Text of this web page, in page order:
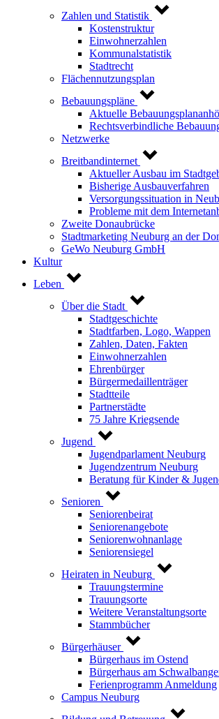
Zahlen und Statistik
Kostenstruktur
Einwohnerzahlen
Kommunalstatistik
Stadtrecht
Flächennutzungsplan
Bebauungspläne
Aktuelle
Rechtsverbindliche
Netzwerke
Breitbandinternet
Aktueller Ausbau im
Bisherige Ausbauverfahren
Versorgungssituation in
Probleme mit dem
Zweite Donaubrücke
Stadtmarketing Neuburg an der
GeWo Neuburg GmbH
Kultur
Leben
Über die Stadt
Stadtgeschichte
Stadtfarben, Logo, Wappen
Zahlen, Daten, Fakten
Einwohnerzahlen
Ehrenbürger
Bürgermedaillenträger
Stadtteile
Partnerstädte
75 Jahre Kriegsende
Jugend
Jugendparlament Neuburg
Jugendzentrum Neuburg
Beratung für Kinder &
Senioren
Seniorenbeirat
Seniorenangebote
Seniorenwohnanlage
Seniorensiegel
Heiraten in Neuburg
Trauungstermine
Trauungsorte
Weitere Veranstaltungsorte
Stammbücher
Bürgerhäuser
Bürgerhaus im Ostend
Bürgerhaus am
Ferienprogramm Anmeldung
Campus Neuburg